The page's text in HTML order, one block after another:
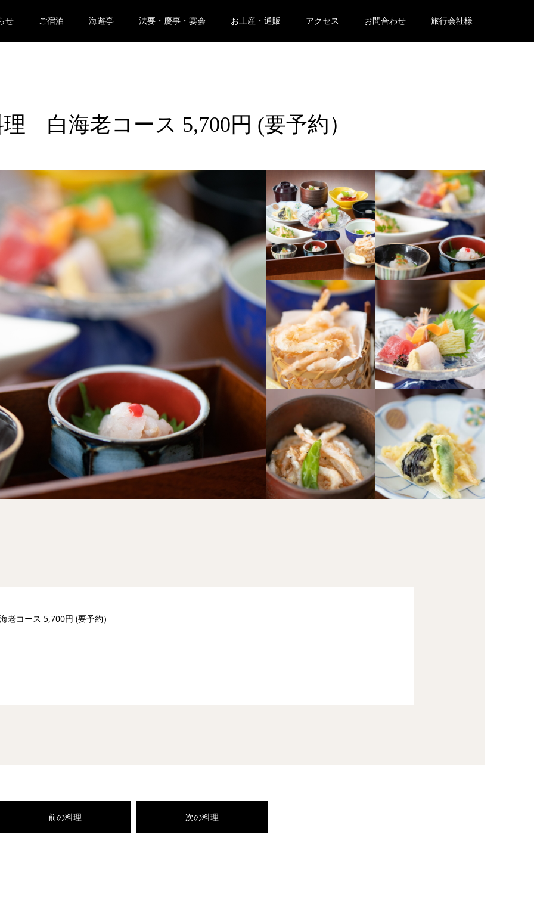
せ ご宿泊 海遊亭 法要・慶事・宴会 お土産・通販 アクセス お問合わせ 旅行会社様
白海老コース 5,700円 (要予約）
コース 5,700円 (要予約）
前の料理 次の料理